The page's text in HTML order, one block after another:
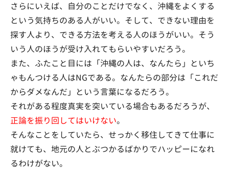
さらにいえば、自分のことだけでなく、沖縄をよくする
という気持ちのある人がいい。そして、できない理由を
探す人より、できる方法を考える人のほうがいい。そう
いう人のほうが受け入れてもらいやすいだろう。
また、ふたこと目には「沖縄の人は、なんたら」といち
ゃもんつける人はNGである。なんたらの部分は「これだ
からダメなんだ」という言葉になるだろう。
それがある程度真実を突いている場合もあるだろうが、
正論を振り回してはいけない。
そんなことをしていたら、せっかく移住してきて仕事に
就けても、地元の人とぶつかるばかりでハッピーになれ
るわけがない。